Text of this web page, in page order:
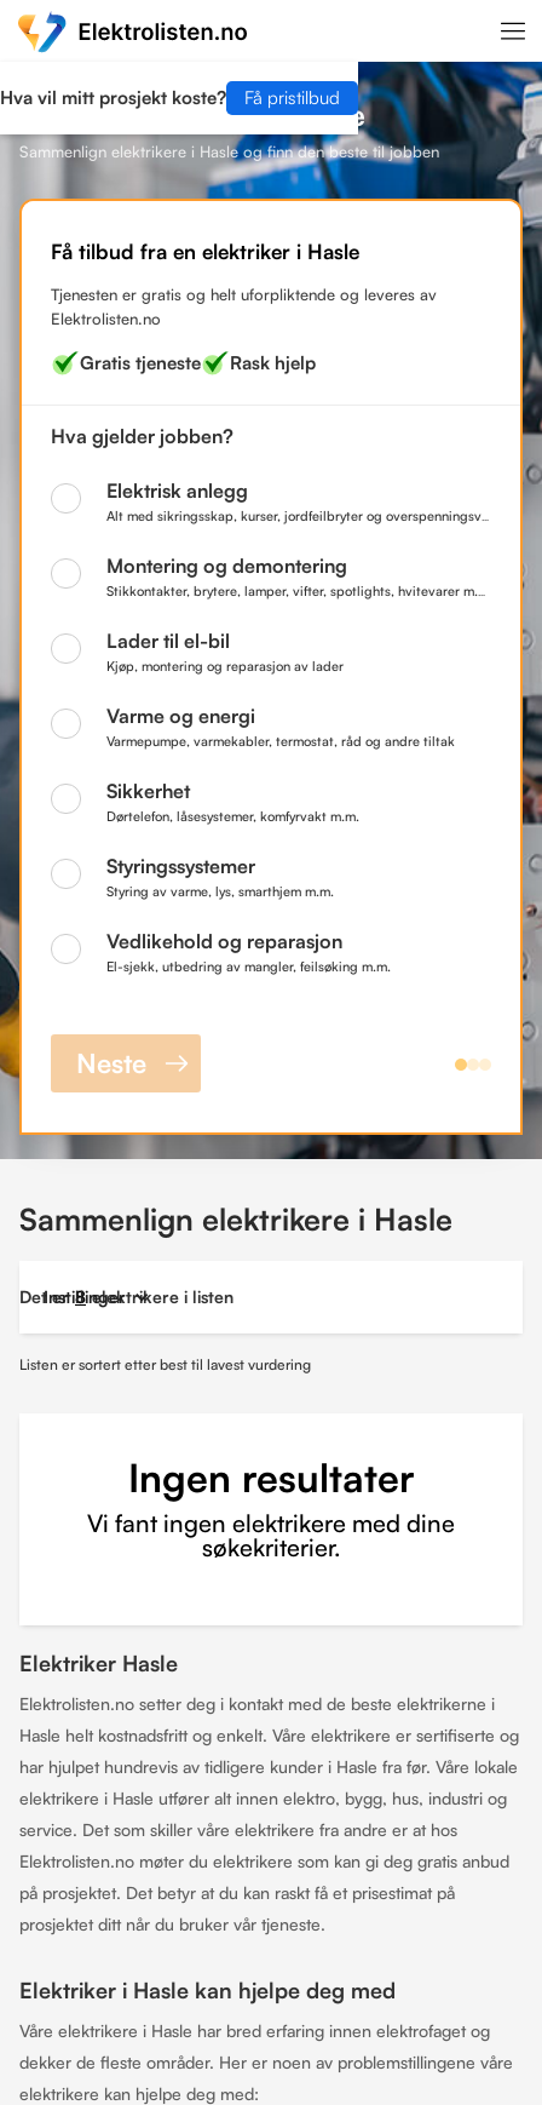
Hva vil mitt prosjekt koste? Få pristilbud
Finn en elektriker i Hasle
Sammenlign elektrikere i Hasle og finn den beste til jobben
Få tilbud fra en elektriker i Hasle
Tjenesten er gratis og helt uforpliktende og leveres av
Elektrolisten.no
Gratis tjeneste Rask hjelp
Hva gjelder jobben?
Elektrisk anlegg
Montering og demontering
Lader til el-bil
Kjøp, montering og reparasjon av lader
Varme og energi
Varmepumpe, varmekabler, termostat, råd og andre tiltak
Sikkerhet
Dørtelefon, låsesystemer, komfyrvakt m.m.
Styringssystemer
Styring av varme, lys, smarthjem m.m.
Vedlikehold og reparasjon
El-sjekk, utbedring av mangler, feilsøking m.m.
Neste
Sammenlign elektrikere i Hasle
Det er 8 elektrikere i listen
Instillinger
Listen er sortert etter best til lavest vurdering
Ingen resultater
Vi fant ingen elektrikere med dine
søkekriterier.
Elektriker Hasle
Elektrolisten.no setter deg i kontakt med de beste elektrikerne i
Hasle helt kostnadsfritt og enkelt. Våre elektrikere er sertifiserte og
har hjulpet hundrevis av tidligere kunder i Hasle fra før. Våre lokale
elektrikere i Hasle utfører alt innen elektro, bygg, hus, industri og
service. Det som skiller våre elektrikere fra andre er at hos
Elektrolisten.no møter du elektrikere som kan gi deg gratis anbud
på prosjektet. Det betyr at du kan raskt få et prisestimat på
prosjektet ditt når du bruker vår tjeneste.
Elektriker i Hasle kan hjelpe deg med
Våre elektrikere i Hasle har bred erfaring innen elektrofaget og
dekker de fleste områder. Her er noen av problemstillingene våre
elektrikere kan hjelpe deg med: